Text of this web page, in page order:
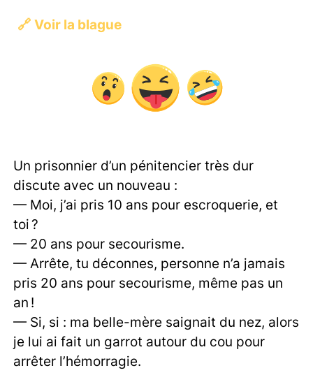
🔗 Voir la blague
Un prisonnier d’un pénitencier très dur
discute avec un nouveau :
— Moi, j’ai pris 10 ans pour escroquerie, et
toi ?
— 20 ans pour secourisme.
— Arrête, tu déconnes, personne n’a jamais
pris 20 ans pour secourisme, même pas un
an !
— Si, si : ma belle-mère saignait du nez, alors
je lui ai fait un garrot autour du cou pour
arrêter l’hémorragie.